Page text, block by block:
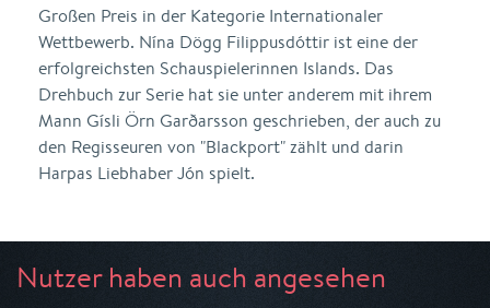
Großen Preis in der Kategorie Internationaler
Wettbewerb. Nína Dögg Filippusdóttir ist eine der
erfolgreichsten Schauspielerinnen Islands. Das
Drehbuch zur Serie hat sie unter anderem mit ihrem
Mann Gísli Örn Garðarsson geschrieben, der auch zu
den Regisseuren von "Blackport" zählt und darin
Harpas Liebhaber Jón spielt.
Nutzer haben auch angesehen